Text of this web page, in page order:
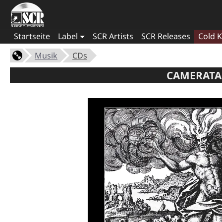
Startseite Label SCR Artists SCR Releases Cold
Musik
CDs